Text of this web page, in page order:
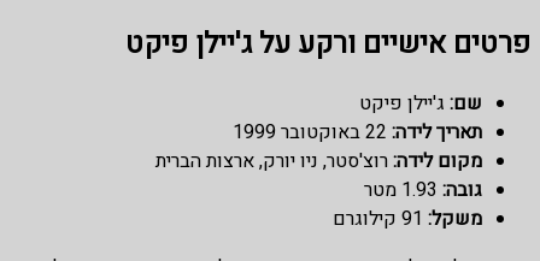
פרטים אישיים ורקע על ג'יילן פיקט
שם: ג'יילן פיקט
תאריך לידה:
מקום לידה:רוצ'סטר, ניו יורק, ארצות הברית
גובה:
משקל: